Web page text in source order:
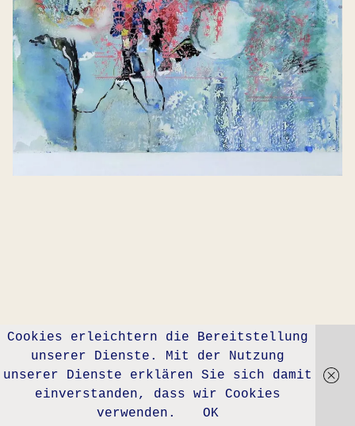
Cookies erleichtern die Bereitstellung
unserer Dienste. Mit der Nutzung
unserer Dienste erklären Sie sich damit
einverstanden, dass wir Cookies
verwenden.
OK